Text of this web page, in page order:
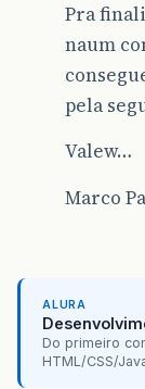
Pra
naum
pela
Valew…
Marco
ALURA
Do primeiro
HTML/CSS/